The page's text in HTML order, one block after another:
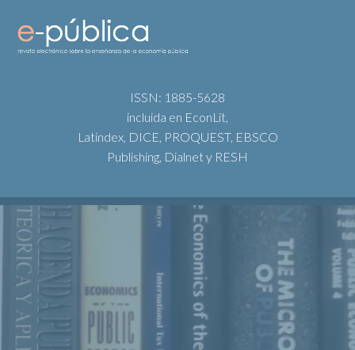
ISSN: 1885-5628
incluida en EconLit,
Latindex, DICE, PROQUEST, EBSCO
Publishing, Dialnet y RESH